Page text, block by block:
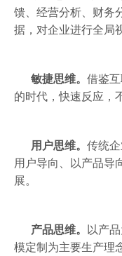
馈、经营分析、财务
据，对企业进行全局
敏捷思维。 借鉴
的时代，快速反应，
用户思维。 传统
用户导向、以产品导
展。
产品思维。 以产
模定制为主要生产理念